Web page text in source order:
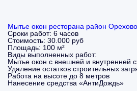
Мытье окон ресторана район
Сроки работ: 6 часов
Стоимость: 30.000 руб
Площадь: 100 м²
Виды выполненных работ:
Мытье окон с внешней и внутренней
Удаление остатков строительных
Работа на высоте до 8 метров
Нанесение средства «АнтиДождь»